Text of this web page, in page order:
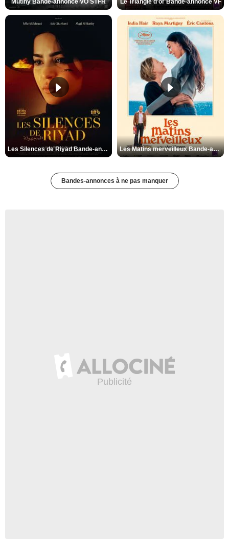
Mutiny Bande-annonce VO STFR Le Triangle d'or Bande-annonce VF
Les Silences de Riyad Bande-annonce VO STFR Les Matins merveilleux Bande-annonce VF
Bandes-annonces à ne pas manquer